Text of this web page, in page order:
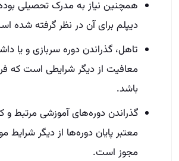
همچنین نیاز به مدرک تحصیلی
دیپلم برای آن در نظر گرفته شده
تاهل، گذراندن دوره سربازی و یا
معافیت از دیگر شرایطی است که
باشد.
گذراندن دوره‌های آموزشی مرتبط
معتبر پایان دوره‌ها از دیگر شرایط
مجوز است.